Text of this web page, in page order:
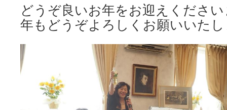
どうぞ良いお年をお迎えくださ
年もどうぞよろしくお願いいた